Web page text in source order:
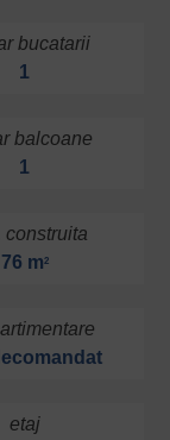
bucatarii
1
balcoane
1
construita
76 m2
etaj